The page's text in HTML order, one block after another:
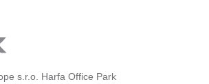
s.r.o. Harfa Office Park